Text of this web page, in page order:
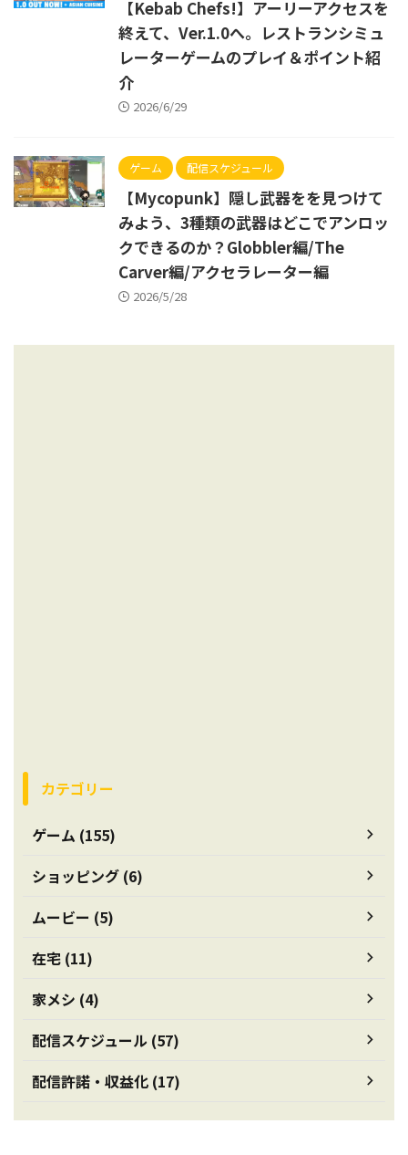
【Kebab Chefs!】アーリーアクセスを
終えて、Ver.1.0へ。レストランシミュ
レーターゲームのプレイ＆ポイント紹
介
2026/6/29
ゲーム 配信スケジュール
【Mycopunk】隠し武器をを見つけて
みよう、3種類の武器はどこでアンロッ
クできるのか？Globbler編/The
Carver編/アクセラレーター編
2026/5/28
カテゴリー
ゲーム (155)
ショッピング (6)
ムービー (5)
在宅 (11)
家メシ (4)
配信スケジュール (57)
配信許諾・収益化 (17)